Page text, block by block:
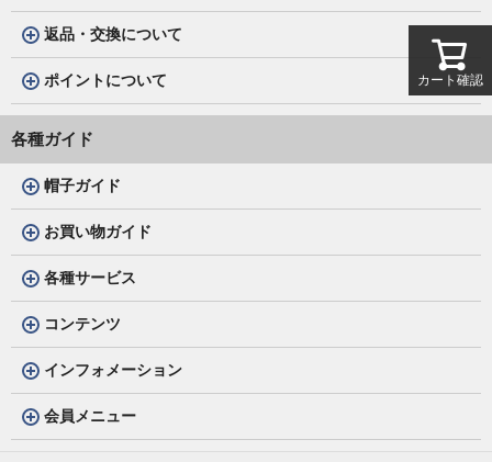
返品・交換について
ポイントについて
各種ガイド
帽子ガイド
お買い物ガイド
各種サービス
コンテンツ
インフォメーション
会員メニュー
カート確認